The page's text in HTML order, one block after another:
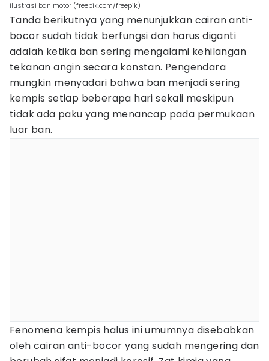
ilustrasi ban motor (freepik.com/freepik)
Tanda berikutnya yang menunjukkan cairan anti-
bocor sudah tidak berfungsi dan harus diganti
adalah ketika ban sering mengalami kehilangan
tekanan angin secara konstan. Pengendara
mungkin menyadari bahwa ban menjadi sering
kempis setiap beberapa hari sekali meskipun
tidak ada paku yang menancap pada permukaan
luar ban.
Fenomena kempis halus ini umumnya disebabkan
oleh cairan anti-bocor yang sudah mengering dan